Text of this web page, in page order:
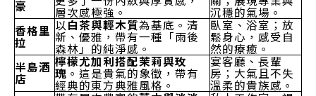
豪 層次感極強。
沉穩的氣場。
香格里
拉
以 白茶與輕木質為基底。清
新、優雅，帶有一種「雨後
森林」的純淨感。
臥室、浴室；放
鬆身心，感受自
然的療癒。
半島酒
店
檸檬尤加利搭配茉莉與玫
瑰 。這是貴氣的象徵，帶有
經典的東方典雅風格。
宴客廳、長輩
房；大氣且不失
溫柔的貴族感。